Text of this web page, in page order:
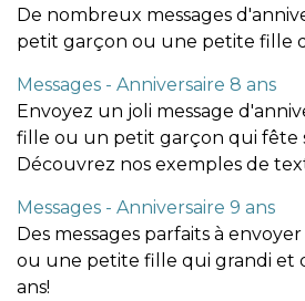
De nombreux messages
petit garçon ou une petite fille
Messages - Anniversaire 8 ans
Envoyez un joli message
fille ou un petit garçon qui fête
Découvrez nos exemples de
Messages - Anniversaire 9 ans
Des messages parfaits à
ou une petite fille qui grandi et
ans!